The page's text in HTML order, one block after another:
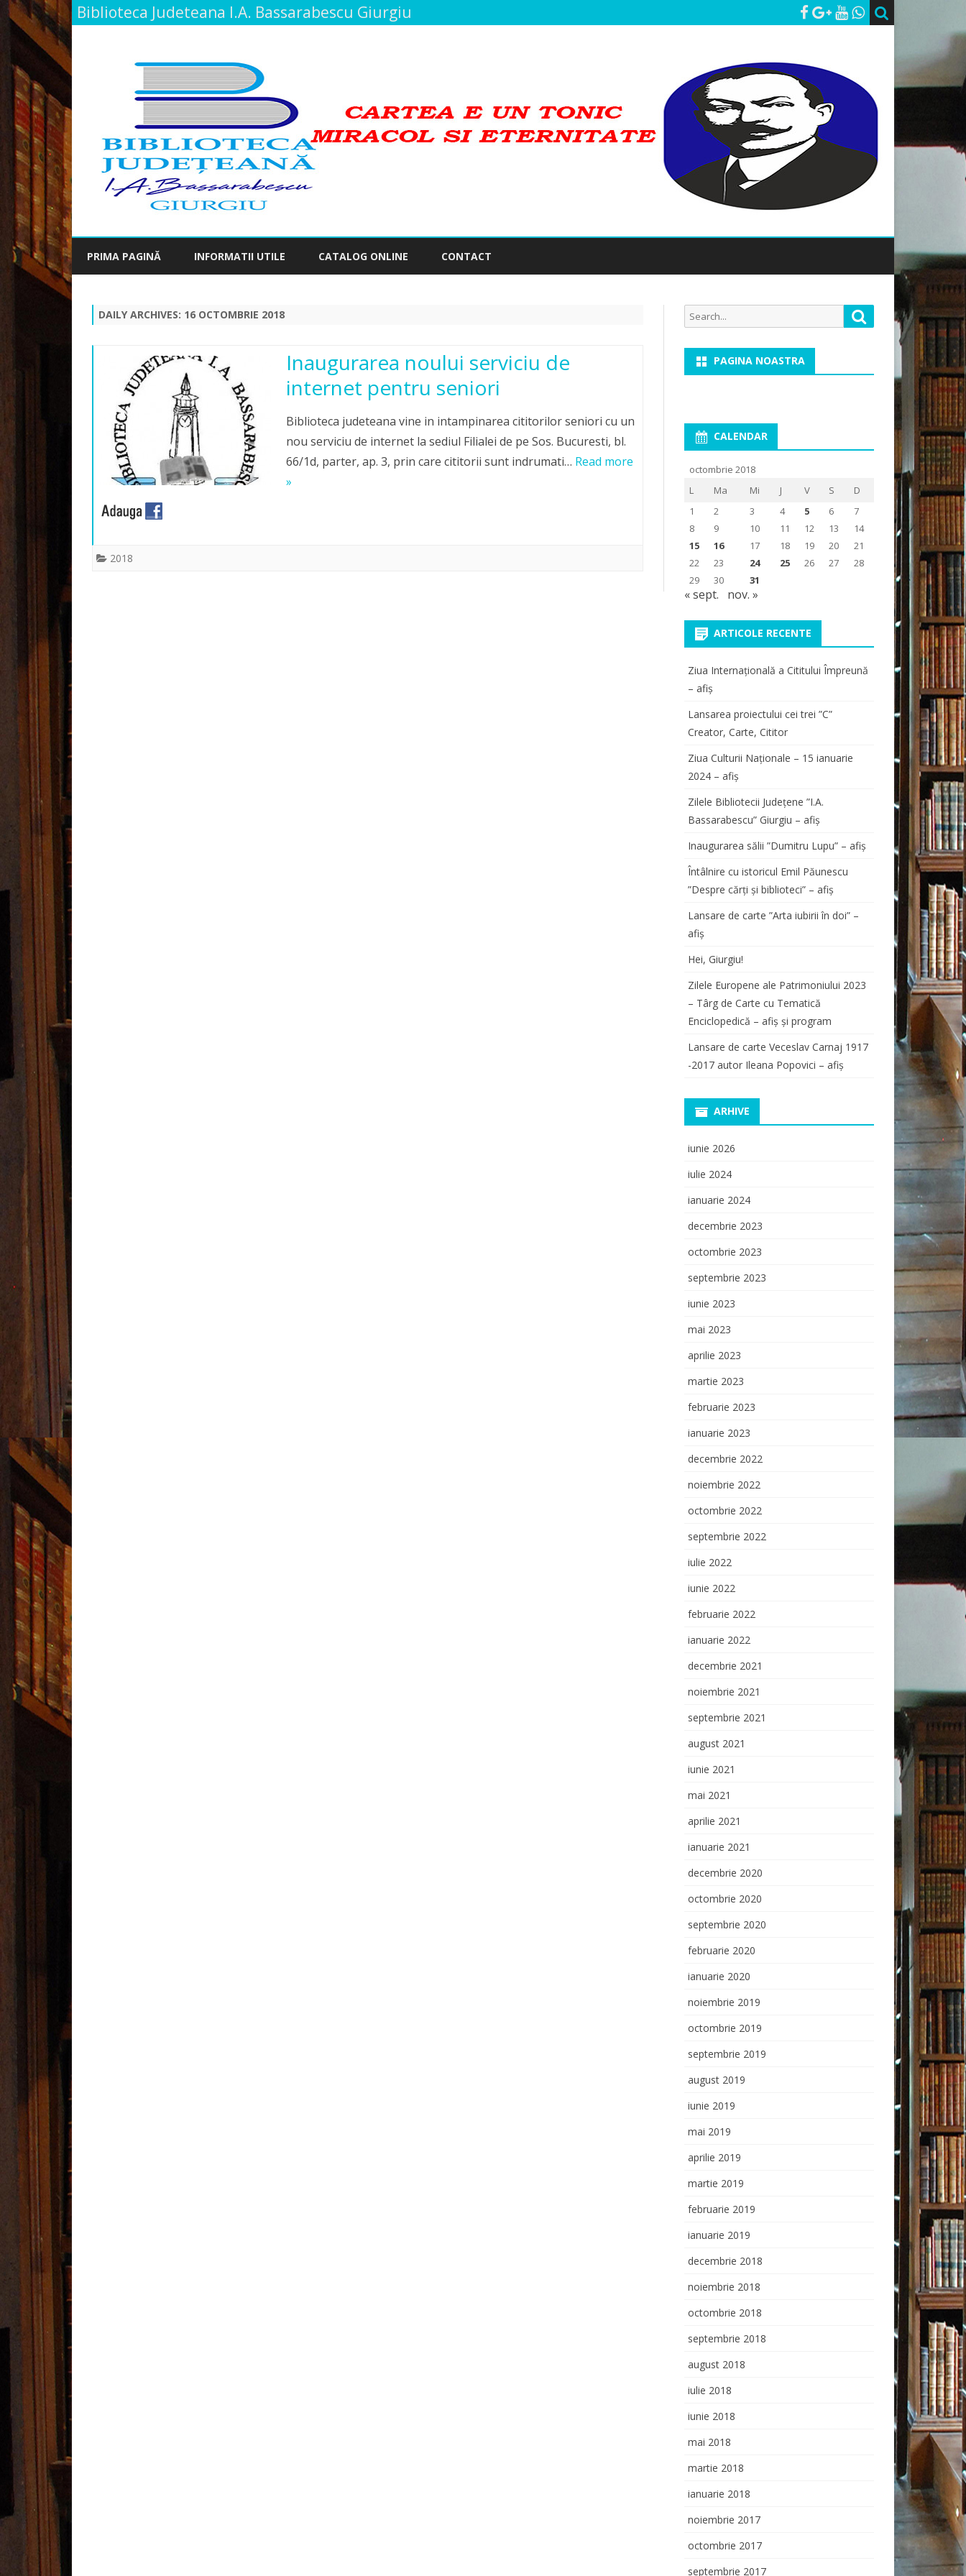
Biblioteca Judeteana I.A. Bassarabescu Giurgiu
to
PRIMA PAGINĂ INFORMATII UTILE CATALOG ONLINE CONTACT
DAILY ARCHIVES: 16 OCTOMBRIE 2018
Inaugurarea noului serviciu de
internet pentru seniori
Biblioteca judeteana vine in intampinarea cititorilor seniori cu un
nou serviciu de internet la sediul Filialei de pe Sos. Bucuresti, bl.
66/1d, parter, ap. 3, prin care cititorii sunt indrumati… Read more
»
2018
Search
for:
Search
PAGINA NOASTRA
CALENDAR
octombrie 2018
L
Ma Mi J V S
D
1
2 3 4 5 6
7
8
9 10 11 12 13
14
15
16 17 18 19 20
21
22
23 24 25 26 27
28
29
30 31
« sept. nov. »
ARTICOLE RECENTE
Ziua Internațională a Cititului Împreună
– afiș
Lansarea proiectului cei trei ”C”
Creator, Carte, Cititor
Ziua Culturii Naționale – 15 ianuarie
2024 – afiș
Zilele Bibliotecii Județene ”I.A.
Bassarabescu” Giurgiu – afiș
Inaugurarea sălii ”Dumitru Lupu” – afiș
Întâlnire cu istoricul Emil Păunescu
”Despre cărți și biblioteci” – afiș
Lansare de carte ”Arta iubirii în doi” –
afiș
Hei, Giurgiu!
Zilele Europene ale Patrimoniului 2023
– Târg de Carte cu Tematică
Enciclopedică – afiș și program
Lansare de carte Veceslav Carnaj 1917
-2017 autor Ileana Popovici – afiș
ARHIVE
iunie 2026
iulie 2024
ianuarie 2024
decembrie 2023
octombrie 2023
septembrie 2023
iunie 2023
mai 2023
aprilie 2023
martie 2023
februarie 2023
ianuarie 2023
decembrie 2022
noiembrie 2022
octombrie 2022
septembrie 2022
iulie 2022
iunie 2022
februarie 2022
ianuarie 2022
decembrie 2021
noiembrie 2021
septembrie 2021
august 2021
iunie 2021
mai 2021
aprilie 2021
ianuarie 2021
decembrie 2020
octombrie 2020
septembrie 2020
februarie 2020
ianuarie 2020
noiembrie 2019
octombrie 2019
septembrie 2019
august 2019
iunie 2019
mai 2019
aprilie 2019
martie 2019
februarie 2019
ianuarie 2019
decembrie 2018
noiembrie 2018
octombrie 2018
septembrie 2018
august 2018
iulie 2018
iunie 2018
mai 2018
martie 2018
ianuarie 2018
noiembrie 2017
octombrie 2017
septembrie 2017